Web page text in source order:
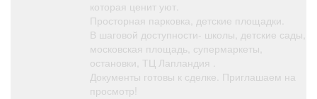
которая ценит уют.
Просторная парковка, детские площадки.
В шаговой доступности- школы, детские сады,
московская площадь, супермаркеты,
остановки, ТЦ Лапландия .
Документы готовы к сделке. Приглашаем на
просмотр!